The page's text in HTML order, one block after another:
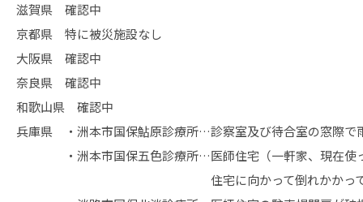
滋賀県 確認中
京都県 特に被災施設なし
大阪県 確認中
奈良県 確認中
和歌山県 確認中
兵庫県 ・洲本市国保鮎原診療所…診察室及び待合室の窓際で
・洲本市国保五色診療所…医師住宅（一軒家、現在使っ
住宅に向かって倒れかかってい